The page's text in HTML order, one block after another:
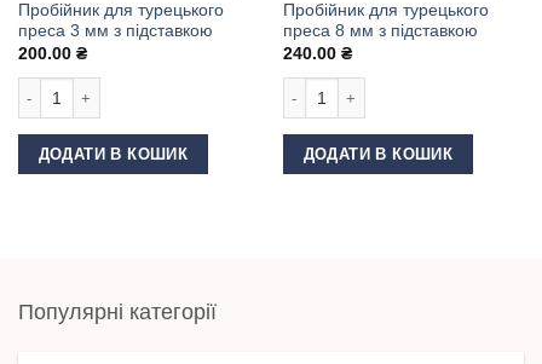
Пробійник для турецького
преса 3 мм з підставкою
200.00 ₴
ДОДАТИ В КОШИК
Пробійник для турецького
преса 8 мм з підставкою
240.00 ₴
ДОДАТИ В КОШИК
Популярні категорії